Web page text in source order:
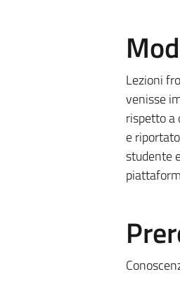
Lezioni
venisse
rispetto a
e
studente